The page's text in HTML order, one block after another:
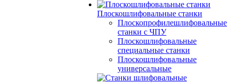
Плоскошлифовальные станки
Плоскопрофилешлифовальные
станки с ЧПУ
Плоскошлифовальные
специальные станки
Плоскошлифовальные
универсальные